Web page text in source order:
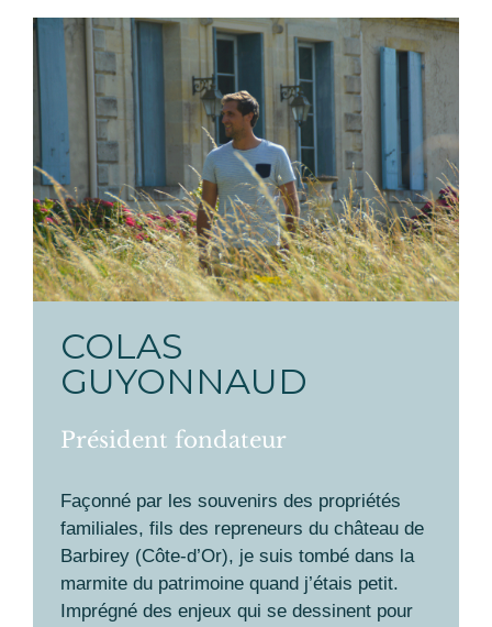
COLAS
GUYONNAUD
Président fondateur
Façonné par les souvenirs des propriétés
familiales, fils des repreneurs du château de
Barbirey (Côte-d’Or), je suis tombé dans la
marmite du patrimoine quand j’étais petit.
Imprégné des enjeux qui se dessinent pour